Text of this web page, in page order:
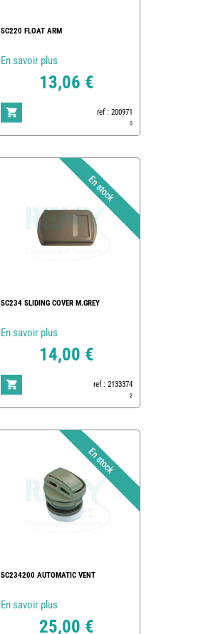
SC220 FLOAT ARM
En savoir plus
13,06 €
ref : 200971
0
SC234 SLIDING COVER M.GREY
En savoir plus
14,00 €
ref : 2133374
2
SC234200 AUTOMATIC VENT
En savoir plus
25,00 €